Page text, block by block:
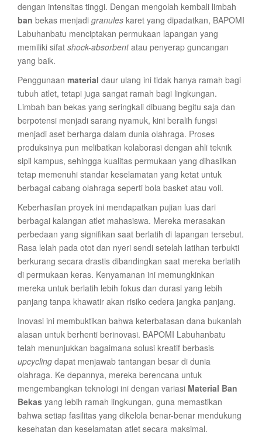
dengan intensitas tinggi. Dengan mengolah kembali limbah
ban bekas menjadi granules karet yang dipadatkan, BAPOMI
Labuhanbatu menciptakan permukaan lapangan yang
memiliki sifat shock-absorbentatau penyerap guncangan
yang baik.
Penggunaan material daur ulang ini tidak hanya ramah bagi
tubuh atlet, tetapi juga sangat ramah bagi lingkungan.
Limbah ban bekas yang seringkali dibuang begitu saja dan
berpotensi menjadi sarang nyamuk, kini beralih fungsi
menjadi aset berharga dalam dunia olahraga. Proses
produksinya pun melibatkan kolaborasi dengan ahli teknik
sipil kampus, sehingga kualitas permukaan yang dihasilkan
tetap memenuhi standar keselamatan yang ketat untuk
berbagai cabang olahraga seperti bola basket atau voli.
Keberhasilan proyek ini mendapatkan pujian luas dari
berbagai kalangan atlet mahasiswa. Mereka merasakan
perbedaan yang signifikan saat berlatih di lapangan tersebut.
Rasa lelah pada otot dan nyeri sendi setelah latihan terbukti
berkurang secara drastis dibandingkan saat mereka berlatih
di permukaan keras. Kenyamanan ini memungkinkan
mereka untuk berlatih lebih fokus dan durasi yang lebih
panjang tanpa khawatir akan risiko cedera jangka panjang.
Inovasi ini membuktikan bahwa keterbatasan dana bukanlah
alasan untuk berhenti berinovasi. BAPOMI Labuhanbatu
telah menunjukkan bagaimana solusi kreatif berbasis
upcycling dapat menjawab tantangan besar di dunia
olahraga. Ke depannya, mereka berencana untuk
mengembangkan teknologi ini dengan variasi Material Ban
Bekas yang lebih ramah lingkungan, guna memastikan
bahwa setiap fasilitas yang dikelola benar-benar mendukung
kesehatan dan keselamatan atlet secara maksimal.